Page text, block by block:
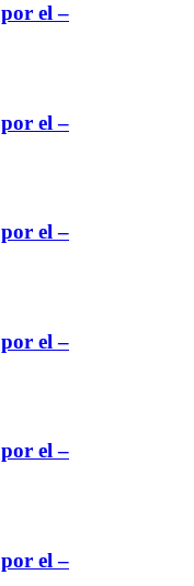
el –
el –
el –
el –
el –
el –